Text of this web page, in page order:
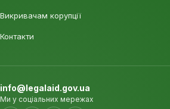
Викривачам корупції
Контакти
info@legalaid.gov.ua
Ми у соціальних мережах